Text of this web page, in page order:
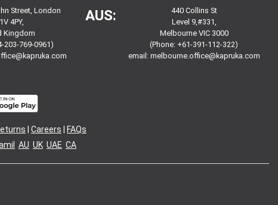
Street, London
4PY,
Kingdom
203-769-0961)
AUS:
440 Collins St
Level 9,#331,
Melbourne VIC 3000
(Phone: +61-391-112-322)
email: melbourne.office@kapruka.com
Careers
FAQs
AU UK UAE CA